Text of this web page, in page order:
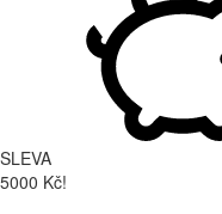
SLEVA
5000 Kč!